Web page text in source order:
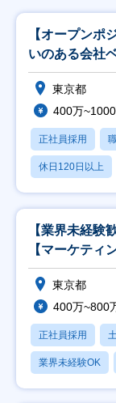
【オープンポ
いのある会社
東京都
400万
正社員採用
休日120日以上
【業界未経験
【マーケティ
東京都
400万~800
正社員採用
業界未経験OK